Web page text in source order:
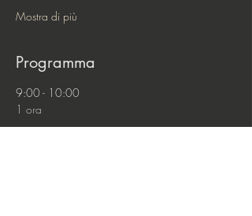
Mostra di più
Programma
9:00 - 10:00
1 ora
Tempo e priorità, non temiamoli: sono nostri